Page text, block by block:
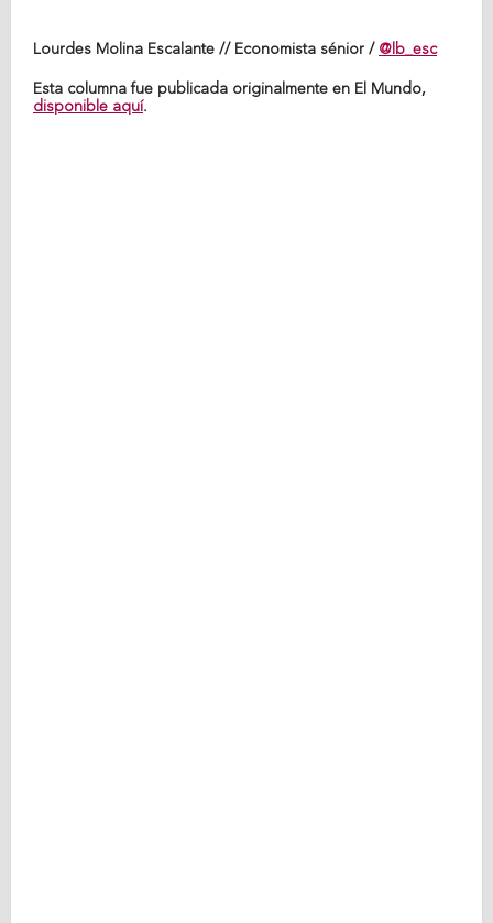
Lourdes Molina Escalante // Economista sénior / @lb_esc
Esta columna fue publicada originalmente en El Mundo,
disponible aquí.